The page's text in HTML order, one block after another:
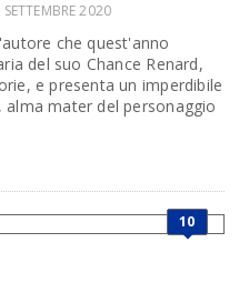
2020
che quest'anno
del suo Chance Renard,
e presenta un imperdibile
mater del personaggio
10